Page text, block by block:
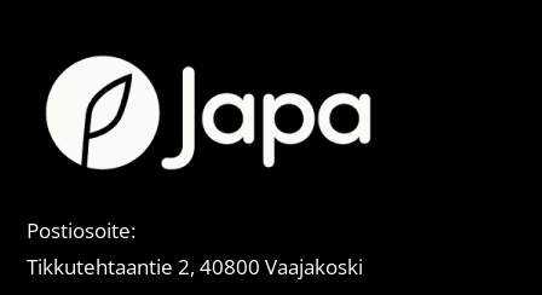
Postiosoite:
Tikkutehtaantie 2, 40800 Vaajakoski